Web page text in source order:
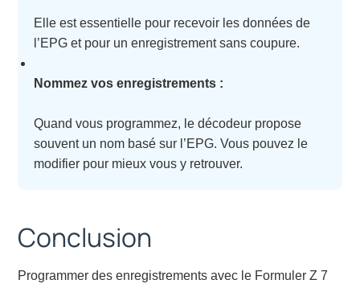
Elle est essentielle pour recevoir les données de
l’EPG et pour un enregistrement sans coupure.
Nommez vos enregistrements :
Quand vous programmez, le décodeur propose
souvent un nom basé sur l’EPG. Vous pouvez le
modifier pour mieux vous y retrouver.
Conclusion
Programmer des enregistrements avec le Formuler Z 7